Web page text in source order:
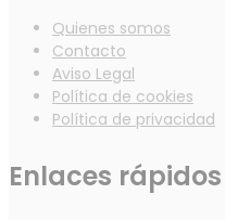
Quienes somos
Contacto
Aviso Legal
Política de cookies
Política de privacidad
Enlaces rápidos